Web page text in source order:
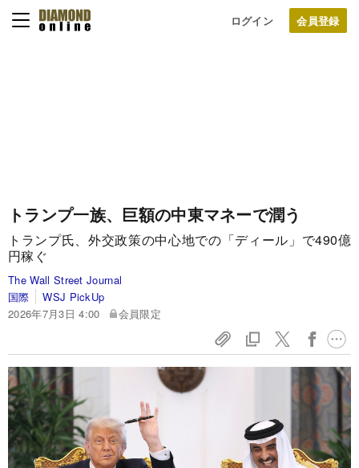
ログイン
トランプ一族、巨額の中東マネーで潤う
トランプ氏、外交政策の中心地での「ディール」で490億
円稼ぐ
The Wall Street Journal
国際
WSJ PickUp
2026年7月3日 4:00
会員限定